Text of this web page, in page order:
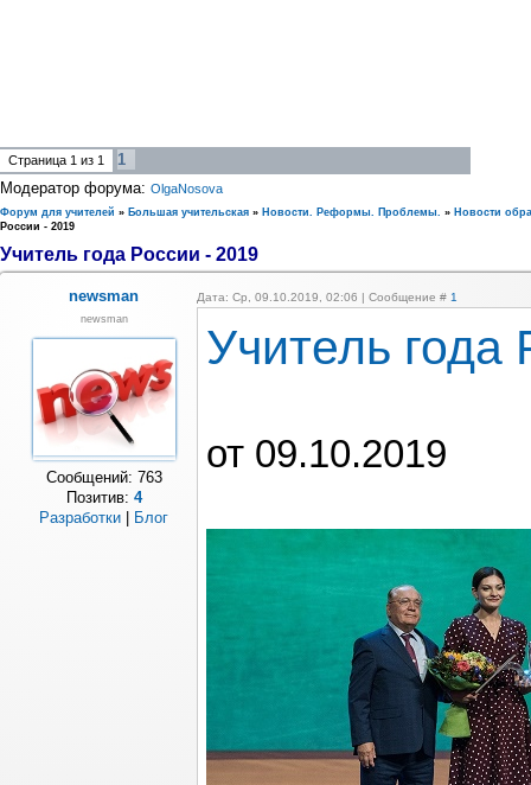
Страница 1 из 1
1
Модератор форума: OlgaNosova
Форум для учителей » Большая учительская » Новости. Реформы. Проблемы. » Новости
России - 2019
Учитель года России - 2019
newsman Дата: Ср, 09.10.2019, 02:06 | Сообщение # 1
newsman
Сообщений: 763
Позитив: 4
Разработки
Блог
Учитель года
от 09.10.2019